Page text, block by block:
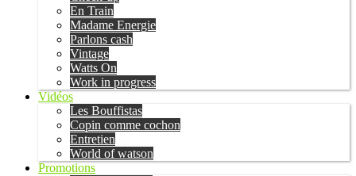
En Train
Madame Energie
Parlons cash
Vintage
Watts On
Work in progress
Vidéos
Les Bouffistas
Copin comme cochon
Entretien
World of watson
Promotions